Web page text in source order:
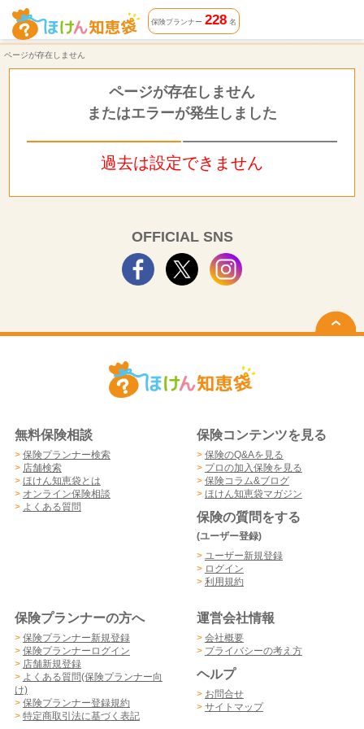
ページが存在しません | ほけん知恵袋
保険プランナー 228名
ページが存在しません
ページが存在しません
またはエラーが発生しました
過去は設定できません
OFFICIAL SNS
無料保険相談
> 保険プランナー検索
> 店舗検索
> ほけん知恵袋とは
> オンライン保険相談
> よくある質問
保険コンテンツを見る
> 保険のQ&Aを見る
> プロの加入保険を見る
> 保険コラム&ブログ
> ほけん知恵袋マガジン
保険の質問をする
(ユーザー登録)
> ユーザー新規登録
> ログイン
> 利用規約
保険プランナーの方へ
> 保険プランナー新規登録
> 保険プランナーログイン
> 店舗新規登録
> よくある質問(保険プランナー向
け)
> 保険プランナー登録規約
> 特定商取引法に基づく表記
運営会社情報
> 会社概要
> プライバシーの考え方
ヘルプ
> お問合せ
> サイトマップ